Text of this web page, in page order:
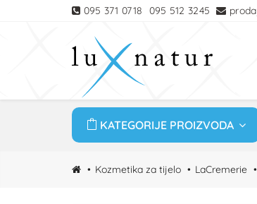
095 371 0718 095 512 3245
KATEGORIJE PROIZVODA
Kozmetika za tijelo LaCremerie